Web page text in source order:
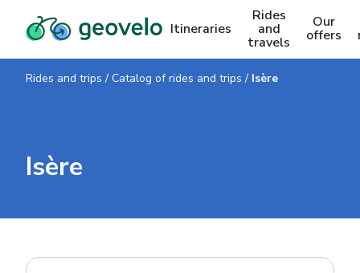
Itineraries
Rides
and
travels
Our
offers
Rides and trips / Catalog of rides and trips / Isère
Isère